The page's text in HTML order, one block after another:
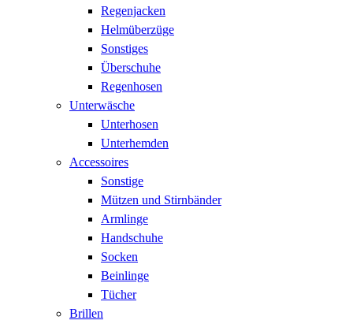
Regenjacken
Helmüberzüge
Sonstiges
Überschuhe
Regenhosen
Unterwäsche
Unterhosen
Unterhemden
Accessoires
Sonstige
Mützen und Stirnbänder
Armlinge
Handschuhe
Socken
Beinlinge
Tücher
Brillen